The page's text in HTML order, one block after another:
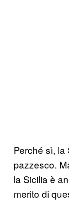
Perché sì, la
pazzesco.
la Sicilia è
merito di